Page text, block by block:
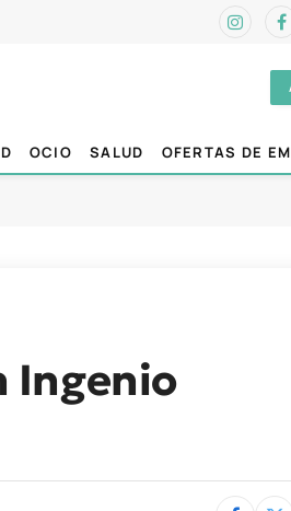
OCIO SALUD OFERTAS DE
Ingenio